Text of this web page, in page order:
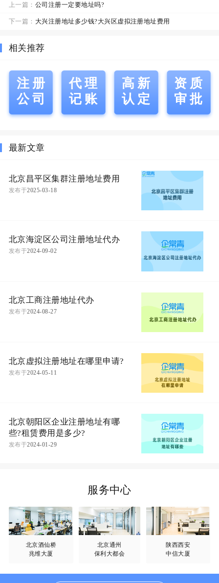
上一篇： 公司注册一定要地址吗?
下一篇： 大兴注册地址多少钱?大兴区虚拟注册地址费用
相关推荐
注册
公司
代理
记账
高新
认定
资质
审批
最新文章
北京昌平区集群注册地址费用
发布于2025-03-18
北京海淀区公司注册地址代办
发布于2024-09-02
北京工商注册地址代办
发布于2024-08-27
北京虚拟注册地址在哪里申请?
发布于2024-05-11
北京朝阳区企业注册地址有哪
些?租赁费用是多少?
发布于2024-01-29
服务中心
北京酒仙桥
兆维大厦
北京通州
保利大都会
陕西西安
中信大厦